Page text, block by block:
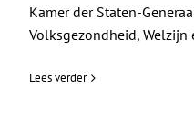
Kamer der Staten-
Volksgezondheid, Welzijn
Lees verder